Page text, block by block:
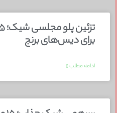
برای دیس‌های برنج
ادامه مطلب »